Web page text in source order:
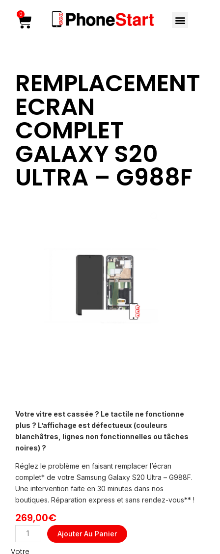
contenu
Menu
0 Cart
REMPLACEMENT
ECRAN
COMPLET
GALAXY S20
ULTRA – G988F
Votre vitre est cassée ? Le tactile ne fonctionne
plus ? L’affichage est défectueux (couleurs
blanchâtres, lignes non fonctionnelles ou tâches
noires) ?
Réglez le problème en faisant remplacer l’écran
complet* de votre Samsung Galaxy S20 Ultra – G988F.
Une intervention faite en 30 minutes dans nos
boutiques. Réparation express et sans rendez-vous** !
269,00€
quantité
de
Ajouter Au Panier
Votre